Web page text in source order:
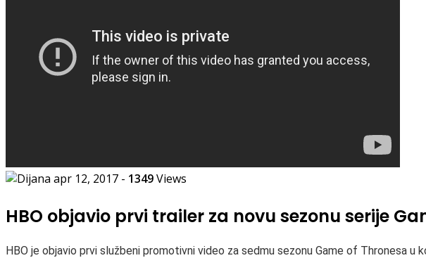
apr 12, 2017 - 1349Views
HBO objavio prvi trailer za novu sezonu serije
HBO je objavio prvi službeni promotivni video za sedmu sezonu Game of Thronesa u